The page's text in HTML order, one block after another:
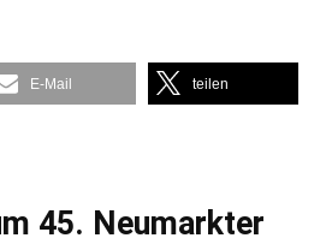
E-Mail teilen
45. Neumarkter